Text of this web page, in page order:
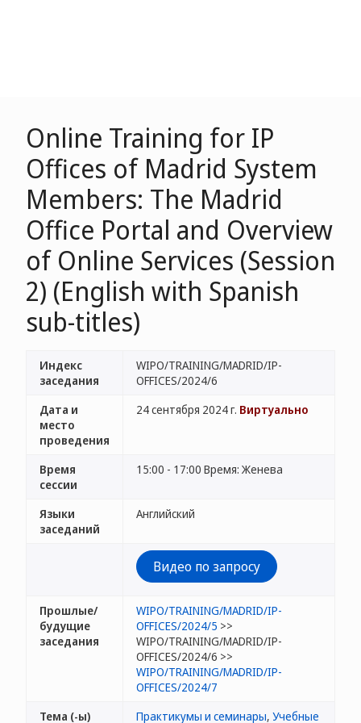
Online Training for IP
Offices of Madrid System
Members: The Madrid
Office Portal and Overview
of Online Services (Session
2) (English with Spanish
sub-titles)
Индекс
заседания
WIPO/TRAINING/MADRID/IP-
OFFICES/2024/6
Дата и
место
проведения
24 сентября 2024 г. Виртуально
Время
сессии
15:00 - 17:00 Время: Женева
Языки
заседаний
Английский
Видео по запросу
Прошлые/
будущие
заседания
WIPO/TRAINING/MADRID/IP-
OFFICES/2024/5 >>
WIPO/TRAINING/MADRID/IP-
OFFICES/2024/6 >>
WIPO/TRAINING/MADRID/IP-
OFFICES/2024/7
Тема (-ы)
Практикумы и семинары, Учебные